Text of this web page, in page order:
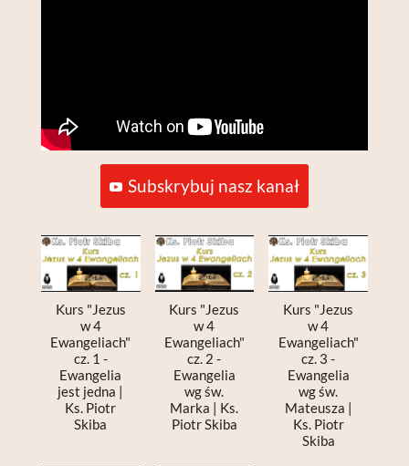
Subskrybuj nasz kanał
Kurs "Jezus
w 4
Ewangeliach"
cz. 1 -
Ewangelia
jest jedna |
Ks. Piotr
Skiba
Kurs "Jezus
w 4
Ewangeliach"
cz. 2 -
Ewangelia
wg św.
Marka | Ks.
Piotr Skiba
Kurs "Jezus
w 4
Ewangeliach"
cz. 3 -
Ewangelia
wg św.
Mateusza |
Ks. Piotr
Skiba